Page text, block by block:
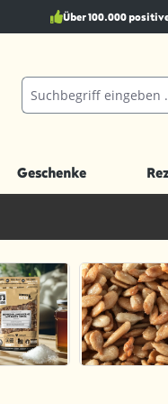
Über 100.000
Geschenke